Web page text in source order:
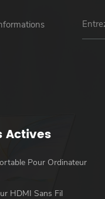
Actives
Pour Ordinateur
HDMI Sans Fil